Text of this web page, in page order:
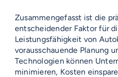
Zusammengefasst ist die
entscheidender Faktor für
Leistungsfähigkeit von
vorausschauende Planung
Technologien können
minimieren, Kosten